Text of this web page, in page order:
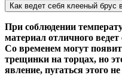
Как ведет себя клееный брус
При соблюдении
материал отличного ведет
Со временем могут
трещинки на торцах, но
явление, пугаться этого не